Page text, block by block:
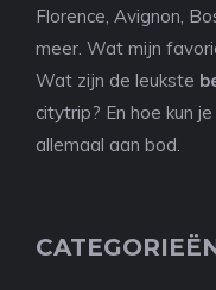
Florence, Avignon,
meer. Wat mijn
Wat zijn de leukste
citytrip? En hoe kun
allemaal aan bod.